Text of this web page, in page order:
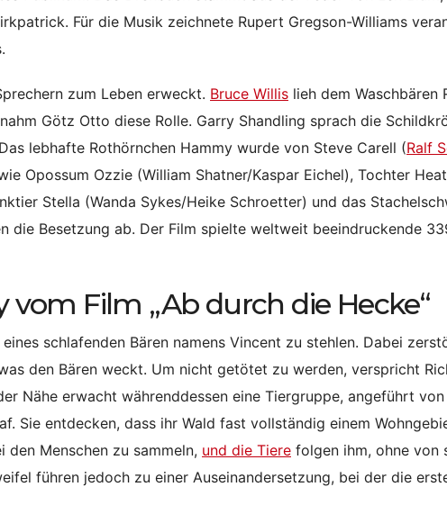
Für die Musik zeichnete Rupert Gregson-Williams
zum Leben erweckt. Bruce Willis lieh dem Waschbären
Götz Otto diese Rolle. Garry Shandling sprach die
lebhafte Rothörnchen Hammy wurde von Steve Carell (Ralf
Opossum Ozzie (William Shatner/Kaspar Eichel), Tochter
Stella (Wanda Sykes/Heike Schroetter) und das
die Besetzung ab. Der Film spielte weltweit beeindruckende
Film „Ab durch die Hecke“
schlafenden Bären namens Vincent zu stehlen. Dabei
den Bären weckt. Um nicht getötet zu werden, verspricht
Nähe erwacht währenddessen eine Tiergruppe, angeführt
Sie entdecken, dass ihr Wald fast vollständig einem
den Menschen zu sammeln, und die Tiere folgen ihm, ohne von
führen jedoch zu einer Auseinandersetzung, bei der die